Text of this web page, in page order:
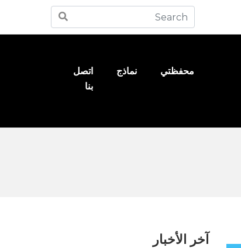
محفظتي نماذج
اتصل
بنا
آخر الأخبار